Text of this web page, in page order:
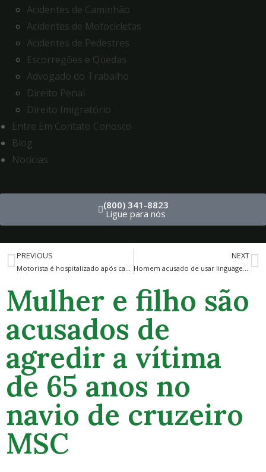
Acidentes de Caminhão
Acidentes de Motocicletas
Acidentes de Pedestres
Escorregões e Quedas
Advogado do Trabalho
Direito Penal
Direito Imigratório
Entre Em Contato Conosco
Blog
Notícias
(800) 341-8823
Ligue para nós
PREVIOUS
Motorista é hospitalizado após caminhão-tanque capotar perto de casa em Oakland Park
NEXT
Homem acusado de usar linguagem codificada na tentativa de destruir provas em duplo homicídio
Mulher e filho são
acusados de
agredir a vítima
de 65 anos no
navio de cruzeiro
MSC